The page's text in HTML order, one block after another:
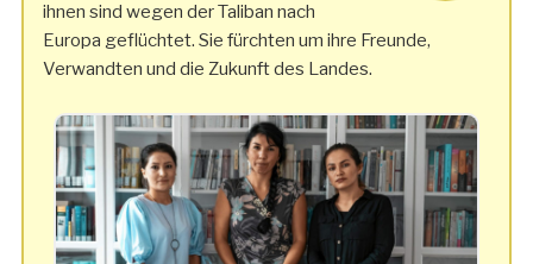
ihnen sind wegen der Taliban nach
Europa geflüchtet. Sie fürchten um ihre Freunde,
Verwandten und die Zukunft des Landes.